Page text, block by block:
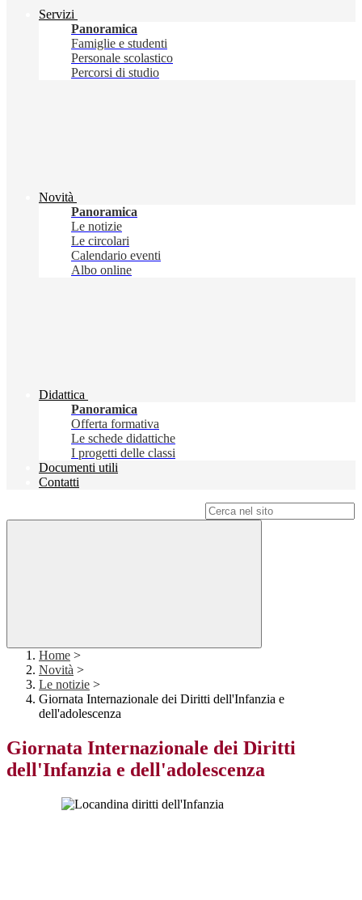
Servizi
Panoramica
Famiglie e studenti
Personale scolastico
Percorsi di studio
Novità
Panoramica
Le notizie
Le circolari
Calendario eventi
Albo online
Didattica
Panoramica
Offerta formativa
Le schede didattiche
I progetti delle classi
Documenti utili
Contatti
Home >
Novità >
Le notizie >
Giornata Internazionale dei Diritti dell'Infanzia e
dell'adolescenza
Giornata Internazionale dei Diritti
dell'Infanzia e dell'adolescenza